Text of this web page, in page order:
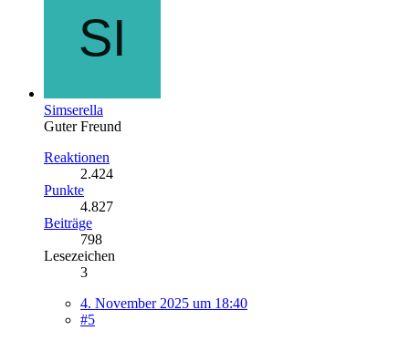
Simserella
Guter Freund
Reaktionen
2.424
Punkte
4.827
Beiträge
798
Lesezeichen
3
4. November 2025 um 18:40
#5